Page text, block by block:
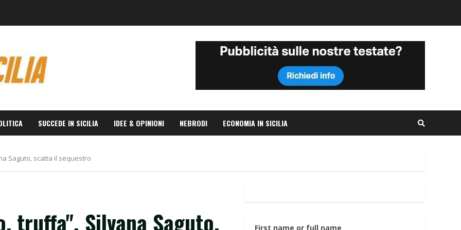
SUCCEDE IN SICILIA IDEE & OPINIONI NEBRODI ECONOMIA IN SICILIA
Saguto, scatta il sequestro
truffa". Silvana Saguto,
First name or full name